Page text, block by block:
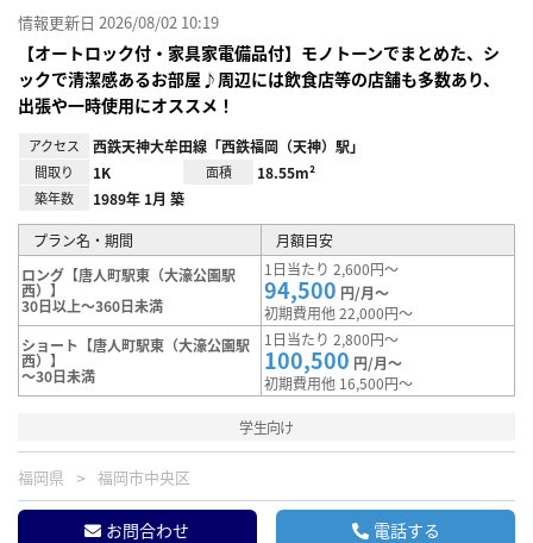
情報更新日 2026/08/02 10:19
【オートロック付・家具家電備品付】モノトーンでまとめた、シ
ックで清潔感あるお部屋♪周辺には飲食店等の店舗も多数あり、
出張や一時使用にオススメ！
アクセス 西鉄天神大牟田線「西鉄福岡（天神）駅」
間取り 1K 面積 18.55m²
築年数 1989年 1月 築
プラン名・期間
月額目安
ロング【唐人町駅東（大濠公園駅
西）】
30日以上～360日未満
1日当たり 2,600円～
94,500 円/月～
初期費用他 22,000円～
ショート【唐人町駅東（大濠公園駅
西）】
～30日未満
1日当たり 2,800円～
100,500 円/月～
初期費用他 16,500円～
学生向け
福岡県 福岡市中央区
お問合わせ 電話する